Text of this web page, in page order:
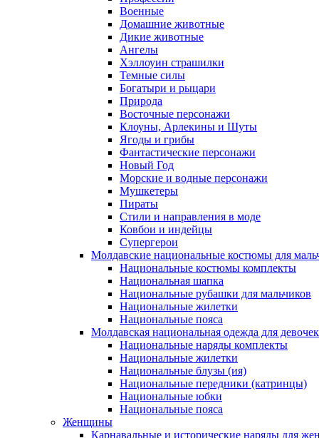
Военные
Домашние животные
Дикие животные
Ангелы
Хэллоуин страшилки
Темные силы
Богатыри и рыцари
Природа
Восточные персонажи
Клоуны, Арлекины и Шуты
Ягоды и грибы
Фантастические персонажи
Новый Год
Морские и водные персонажи
Мушкетеры
Пираты
Стили и направления в моде
Ковбои и индейцы
Супергерои
Молдавские национальные костюмы для
Национальные костюмы комплекты
Национальная шапка
Национальные рубашки для мальчиков
Национальные жилетки
Национальные пояса
Молдавская национальная одежда для девочек
Национальные наряды комплекты
Национальные жилетки
Национальные блузы (ия)
Национальные передники (катринцы)
Национальные юбки
Национальные пояса
Женщины
Карнавальные и исторические наряды для